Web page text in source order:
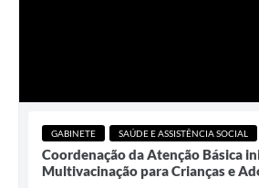
GABINETE SAÚDE E ASSISTÊNCIA SOCIAL
Coordenação da Atenção Básica
Multivacinação para Crianças e